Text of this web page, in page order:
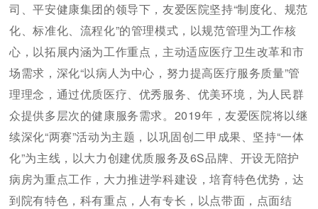
司、平安健康集团的领导下，友爱医院坚持“制度化、规范
化、标准化、流程化”的管理模式，以规范管理为工作核
心，以拓展内涵为工作重点，主动适应医疗卫生改革和市
场需求，深化“以病人为中心，努力提高医疗服务质量”管
理理念，通过优质医疗、优秀服务、优美环境，为人民群
众提供多层次的健康服务需求。2019年，友爱医院将以继
续深化“两赛”活动为主题，以巩固创二甲成果、坚持“一体
化”为主线，以大力创建优质服务及6S品牌、开设无陪护
病房为重点工作，大力推进学科建设，培育特色优势，达
到院有特色，科有重点，人有专长，以点带面，点面结